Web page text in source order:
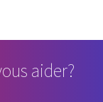
aider?